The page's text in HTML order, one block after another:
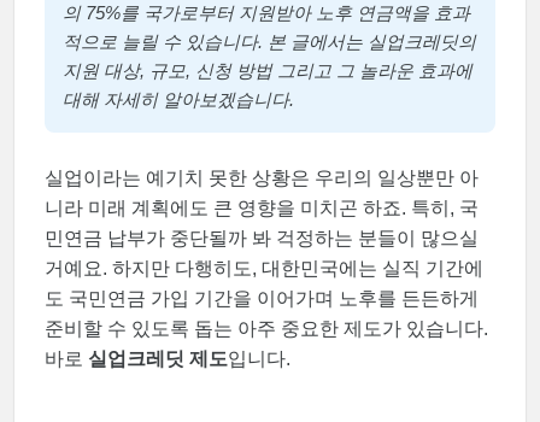
의 75%를 국가로부터 지원받아 노후 연금액을 효과
적으로 늘릴 수 있습니다. 본 글에서는 실업크레딧의
지원 대상, 규모, 신청 방법 그리고 그 놀라운 효과에
대해 자세히 알아보겠습니다.
실업이라는 예기치 못한 상황은 우리의 일상뿐만 아
니라 미래 계획에도 큰 영향을 미치곤 하죠. 특히, 국
민연금 납부가 중단될까 봐 걱정하는 분들이 많으실
거예요. 하지만 다행히도, 대한민국에는 실직 기간에
도 국민연금 가입 기간을 이어가며 노후를 든든하게
준비할 수 있도록 돕는 아주 중요한 제도가 있습니다.
바로 실업크레딧 제도입니다.